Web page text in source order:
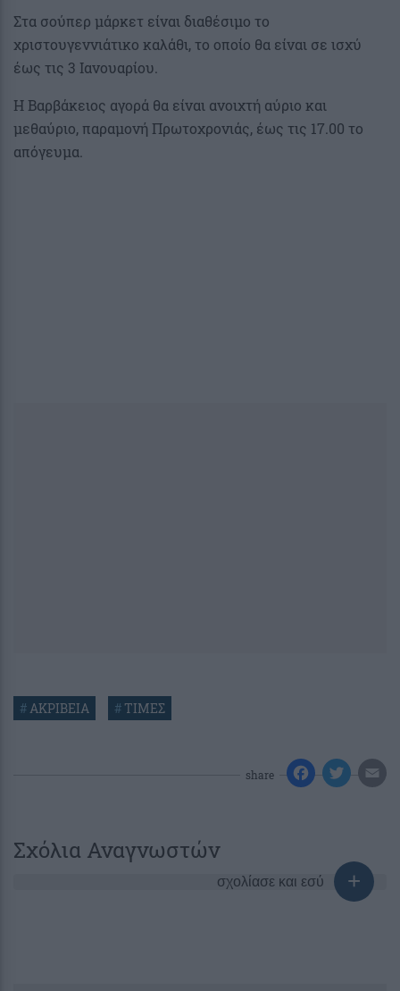
Στα σούπερ μάρκετ είναι διαθέσιμο το
χριστουγεννιάτικο καλάθι, το οποίο θα είναι σε ισχύ
έως τις 3 Ιανουαρίου.
Η Βαρβάκειος αγορά θα είναι ανοιχτή αύριο και
μεθαύριο, παραμονή Πρωτοχρονιάς, έως τις 17.00 το
απόγευμα.
# ΑΚΡΙΒΕΙΑ # ΤΙΜΕΣ
share
Σχόλια Αναγνωστών
σχολίασε και εσύ